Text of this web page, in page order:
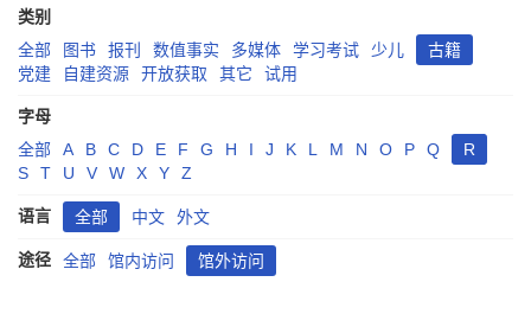
类别
全部
图书 报刊 数值事实 多媒体 学习考试 少儿
古籍
党建
自建资源 开放获取 其它 试用
字母
全部
A B C D E F G H I J K L M N O P Q
R
S
T U V W X Y Z
语言 全部 中文 外文
途径 全部 馆内访问 馆外访问